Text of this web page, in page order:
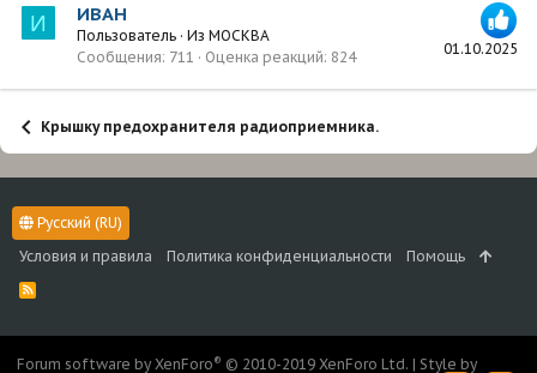
И
01.10.2025
ИВАН
Пользователь · Из МОСКВА
Сообщения 711 Оценка реакций 824
Крышку предохранителя радиоприемника.
Русский (RU)
Условия и правила
Политика конфиденциальности Помощь
R
S
Forum software by XenForo® © 2010-2019 XenForo Ltd. | Style by